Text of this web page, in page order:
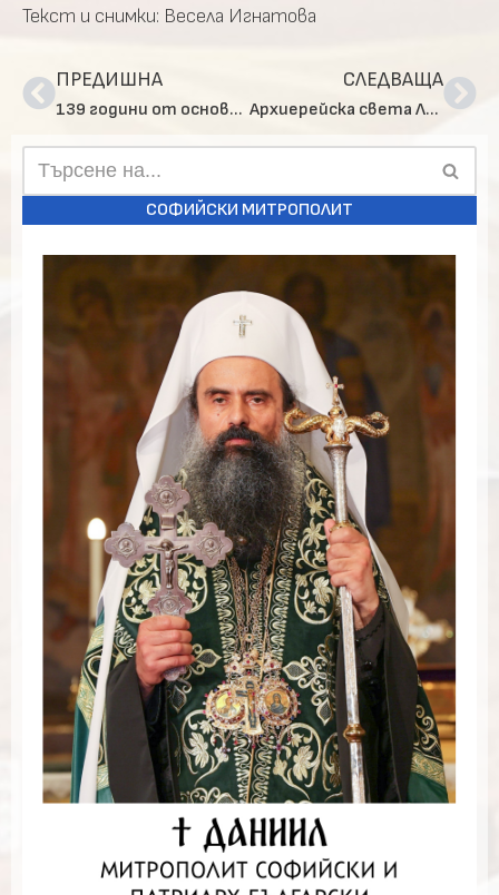
Текст и снимки: Весела Игнатова
ПРЕДИШНА
139 години от основаването на Националната служба за охрана /НСО/
СЛЕДВАЩА
Архиерейска света Литургия храм „Св. вмчк Георги Победоносец“ в Дървеница
СОФИЙСКИ МИТРОПОЛИТ